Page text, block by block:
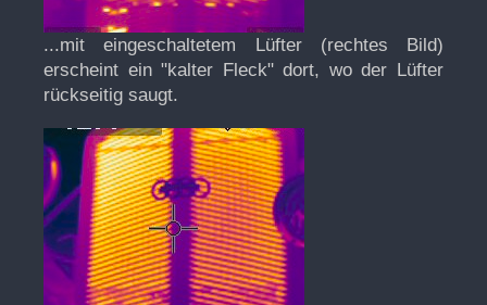
...mit eingeschaltetem Lüfter (rechtes Bild)
erscheint ein "kalter Fleck" dort, wo der Lüfter
rückseitig saugt.